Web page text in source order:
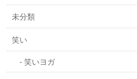
未分類
笑い
笑いヨガ